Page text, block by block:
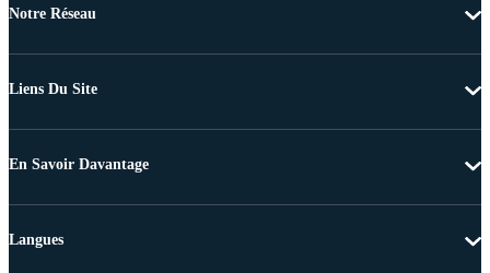
Notre Réseau
Liens Du Site
En Savoir Davantage
Langues